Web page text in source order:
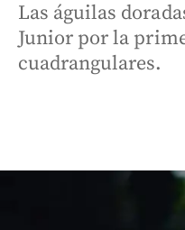
Las águilas
Junior por la
cuadrangulares.